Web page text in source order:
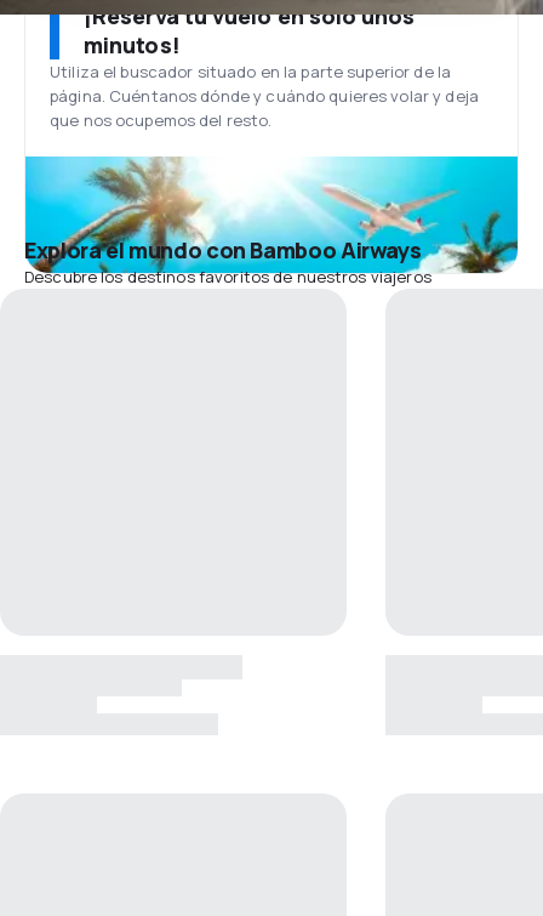
¡Reserva tu vuelo en solo unos
minutos!
Utiliza el buscador situado en la parte superior de la
página. Cuéntanos dónde y cuándo quieres volar y deja
que nos ocupemos del resto.
Explora el mundo con Bamboo Airways
Descubre los destinos favoritos de nuestros viajeros